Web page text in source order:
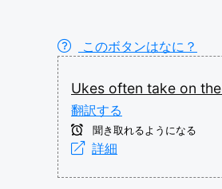
このボタンはなに？
Ukes often take on the
翻訳する
聞き取れるようになる
詳細